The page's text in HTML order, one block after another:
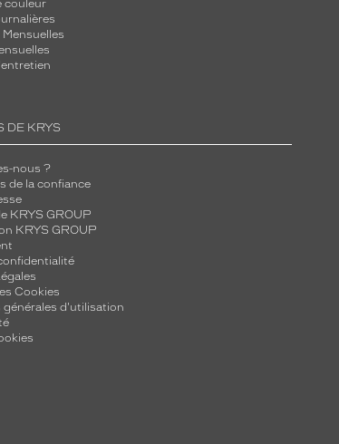
couleur
DE KRYS
nous ?
de la confiance
KRYS GROUP
KRYS GROUP
Cookies
d'utilisation